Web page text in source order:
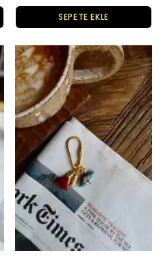
SEPETE EKLE